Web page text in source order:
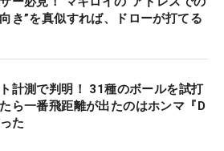
き”を真似すれば、ドローが打てる
計測で判明！ 31種のボールを試打
ら一番飛距離が出たのはホンマ『D
た